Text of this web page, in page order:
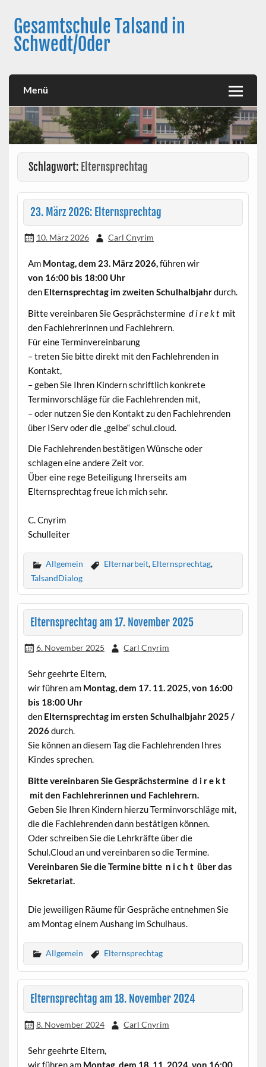
contentGesamtschule Talsand in
Schwedt/Oder
Menü
Schlagwort: Elternsprechtag
23. März 2026: Elternsprechtag
10. März 2026 Carl Cnyrim
Am Montag, dem 23. März 2026,führen wir
von 16:00 bis 18:00 Uhr
den Elternsprechtag im zweiten Schulhalbjahrdurch.
Bitte vereinbaren Sie Gesprächstermine d i r e k t mit
den Fachlehrerinnen und Fachlehrern.
Für eine Terminvereinbarung
– treten Sie bitte direkt mit den Fachlehrenden in
Kontakt,
– geben Sie Ihren Kindern schriftlich konkrete
Terminvorschläge für die Fachlehrenden mit,
– oder nutzen Sie den Kontakt zu den Fachlehrenden
über IServ oder die „gelbe“ schul.cloud.
Die Fachlehrenden bestätigen Wünsche oder
schlagen eine andere Zeit vor.
Über eine rege Beteiligung Ihrerseits am
Elternsprechtag freue ich mich sehr.
C. Cnyrim
Schulleiter
Allgemein Elternarbeit, Elternsprechtag,
TalsandDialog
Elternsprechtag am 17. November 2025
6. November 2025 Carl Cnyrim
Sehr geehrte Eltern,
wir führen am Montag, dem 17. 11. 2025, von 16:00
bis 18:00 Uhr
den Elternsprechtag im ersten Schulhalbjahr 2025 /
2026durch.
Sie können an diesem Tag die Fachlehrenden Ihres
Kindes sprechen.
Bitte vereinbaren Sie Gesprächstermine d i r e k t
mit den Fachlehrerinnen und Fachlehrern.
Geben Sie Ihren Kindern hierzu Terminvorschläge mit,
die die Fachlehrenden dann bestätigen können.
Oder schreiben Sie die Lehrkräfte über die
Schul.Cloud an und vereinbaren so die Termine.
Vereinbaren Sie die Termine bitte n i c h t über das
Sekretariat.
Die jeweiligen Räume für Gespräche entnehmen Sie
am Montag einem Aushang im Schulhaus.
Allgemein Elternsprechtag
Elternsprechtag am 18. November 2024
8. November 2024 Carl Cnyrim
Sehr geehrte Eltern,
wir führen am Montag, dem 18. 11. 2024, von 16:00